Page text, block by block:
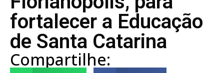
fortalecer a Educação
de Santa Catarina
Compartilhe: